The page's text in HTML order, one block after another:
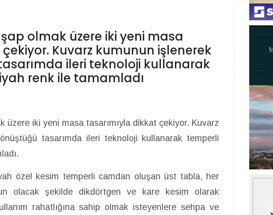
olmak üzere iki yeni masa
Kuvarz kumunun işlenerek
ileri teknoloji kullanarak
renk ile tamamladı
üzere iki yeni masa tasarımıyla dikkat çekiyor. Kuvarz
tasarımda ileri teknoloji kullanarak temperli
özel kesim temperli camdan oluşan üst tabla, her
olacak şekilde dikdörtgen ve kare kesim olarak
rahatlığına sahip olmak isteyenlere sehpa ve